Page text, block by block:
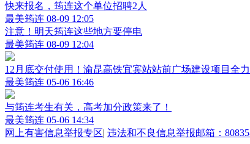
快来报名，筠连这个单位招聘2人
最美筠连 08-09 12:05
注意！明天筠连这些地方要停电
最美筠连 08-09 12:04
12月底交付使用！渝昆高铁宜宾站站前广场建设项目全
最美筠连 05-06 16:46
与筠连考生有关，高考加分政策来了！
最美筠连 05-06 14:34
网上有害信息举报专区| 违法和不良信息举报邮箱：